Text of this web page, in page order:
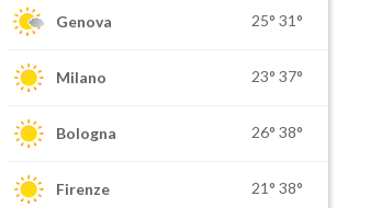
Genova 25° 31°
Milano 23° 37°
Bologna 26° 38°
Firenze 21° 38°